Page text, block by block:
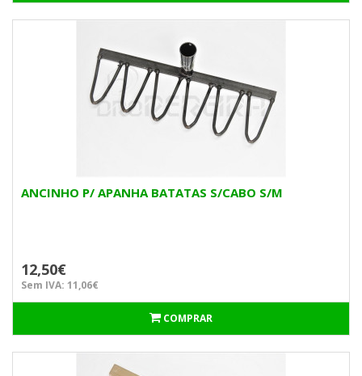
ANCINHO P/ APANHA BATATAS S/CABO S/M
12,50€
Sem IVA: 11,06€
COMPRAR